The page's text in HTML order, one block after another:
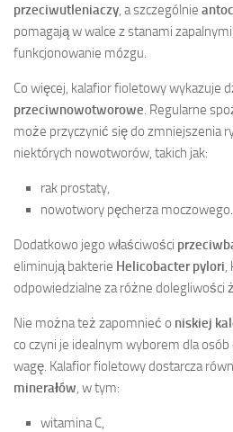
przeciwutleniaczy, a szczególnie
pomagają w walce z stanami
funkcjonowanie mózgu.
Co więcej, kalafior fioletowy wykazuje
przeciwnowotworowe. Regularne
może przyczynić się do zmniejszenia
niektórych nowotworów, takich jak:
rak prostaty,
nowotwory pęcherza moczowego.
Dodatkowo jego właściwości
eliminują bakterie Helicobacter pylori,
odpowiedzialne za różne dolegliwości
Nie można też zapomnieć o niskiej
co czyni je idealnym wyborem dla
wagę. Kalafior fioletowy dostarcza
minerałów, w tym:
witamina C,